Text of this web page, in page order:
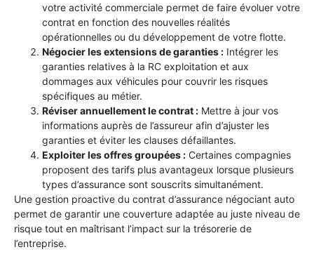
votre activité commerciale permet de faire évoluer votre
contrat en fonction des nouvelles réalités
opérationnelles ou du développement de votre flotte.
Négocier les extensions de garanties : Intégrer les
garanties relatives à la RC exploitation et aux
dommages aux véhicules pour couvrir les risques
spécifiques au métier.
Réviser annuellement le contrat : Mettre à jour vos
informations auprès de l’assureur afin d’ajuster les
garanties et éviter les clauses défaillantes.
Exploiter les offres groupées : Certaines compagnies
proposent des tarifs plus avantageux lorsque plusieurs
types d’assurance sont souscrits simultanément.
Une gestion proactive du contrat d’assurance négociant auto
permet de garantir une couverture adaptée au juste niveau de
risque tout en maîtrisant l’impact sur la trésorerie de
l’entreprise.